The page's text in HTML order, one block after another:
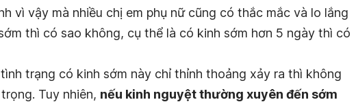
vì vậy mà nhiều chị em phụ nữ cũng có thắc mắc và lo lắng
thì có sao không, cụ thể là có kinh sớm hơn 5 ngày thì có
trạng có kinh sớm này chỉ thỉnh thoảng xảy ra thì không
Tuy nhiên, nếu kinh nguyệt thường xuyên đến sớm